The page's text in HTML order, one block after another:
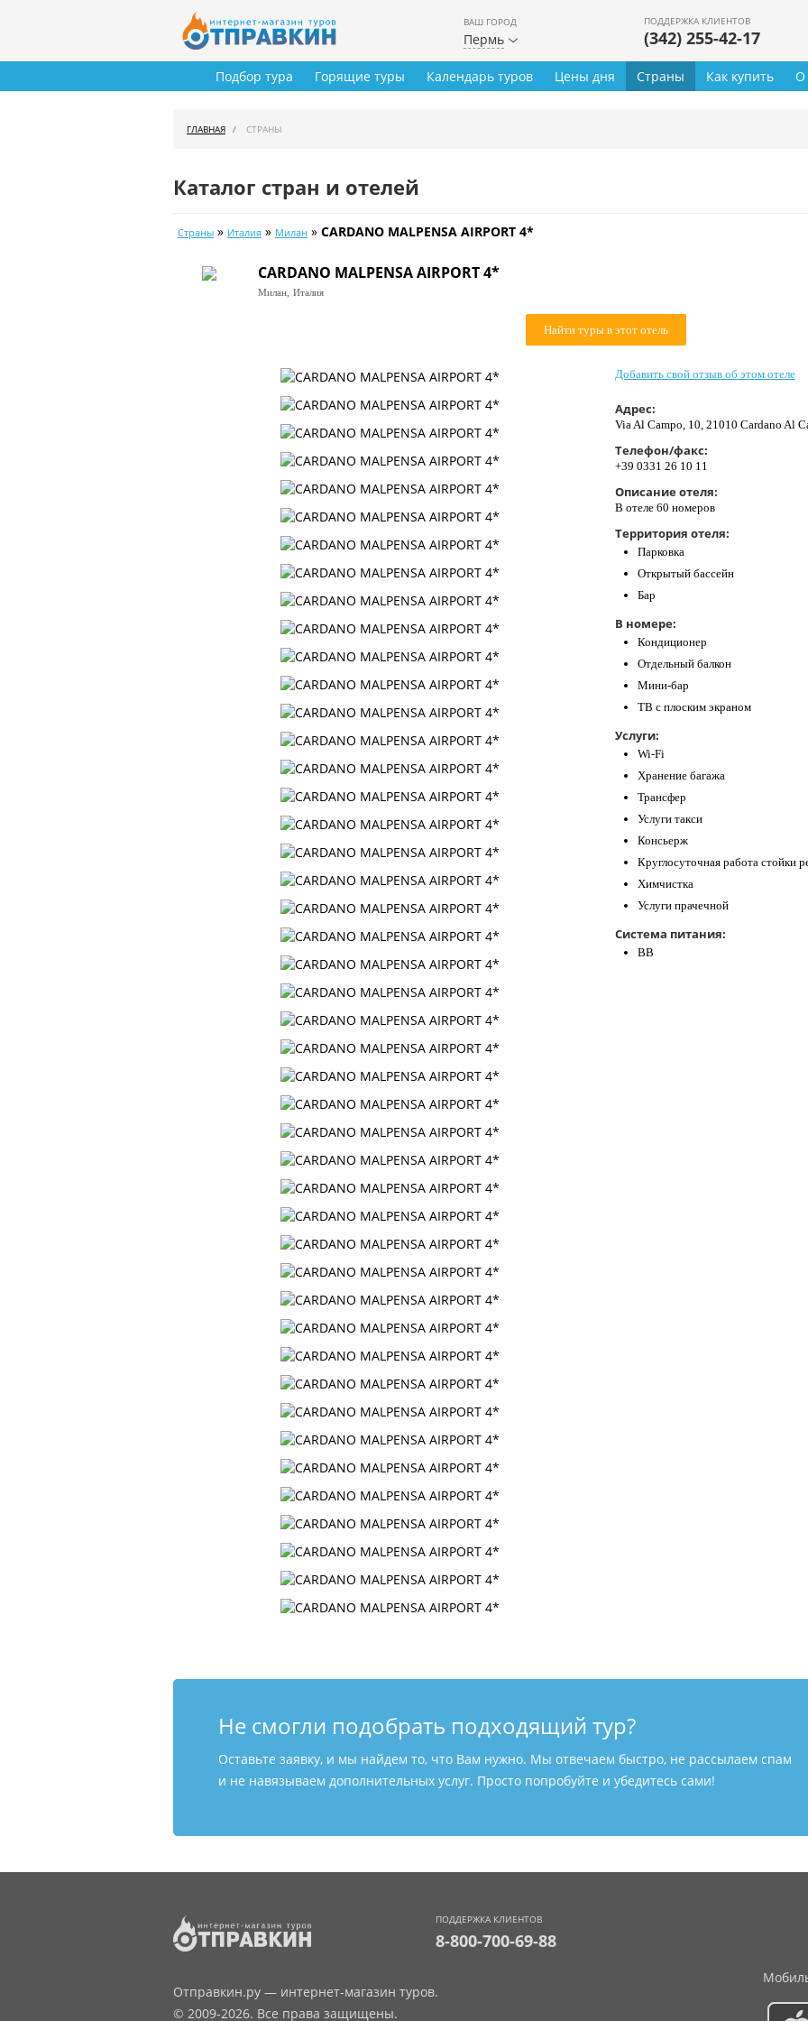
ВАШ ГОРОД
Пермь
ПОДДЕРЖКА КЛИЕНТОВ
(342) 255-42-17
Подбор тура Горящие туры Календарь туров Цены дня Страны Как купить О
ГЛАВНАЯ СТРАНЫ
Каталог стран и отелей
Страны » Италия » Милан » CARDANO MALPENSA AIRPORT 4*
CARDANO MALPENSA AIRPORT 4*
Милан, Италия
Найти туры в этот отель
Добавить свой отзыв об этом отеле
Адрес:
Via Al Campo, 10, 21010 Cardano Al
Телефон/факс:
+39 0331 26 10 11
Описание отеля:
В отеле 60 номеров
Территория отеля:
Парковка
Открытый бассейн
Бар
В номере:
Кондиционер
Отдельный балкон
Мини-бар
ТВ с плоским экраном
Услуги:
Wi-Fi
Хранение багажа
Трансфер
Услуги такси
Консьерж
Круглосуточная работа стойки
Химчистка
Услуги прачечной
Система питания:
ВВ
Не смогли подобрать подходящий тур?
Оставьте заявку, и мы найдем то, что Вам нужно. Мы отвечаем быстро, не рассылаем спам
и не навязываем дополнительных услуг. Просто попробуйте и убедитесь сами!
ПОДДЕРЖКА КЛИЕНТОВ
8-800-700-69-88
Отправкин.ру — интернет-магазин туров.
© 2009-2026. Все права защищены.